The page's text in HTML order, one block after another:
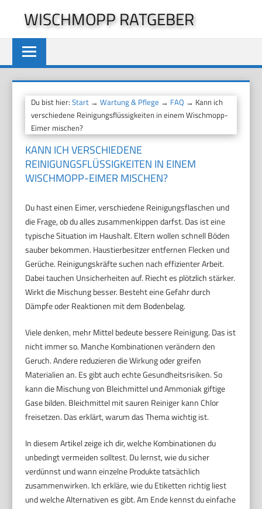
springen
WISCHMOPP RATGEBER
Du bist hier:Start →Wartung & Pflege → FAQ → Kann ich
verschiedene Reinigungsflüssigkeiten in einem Wischmopp-
Eimer mischen?
KANN ICH VERSCHIEDENE
REINIGUNGSFLÜSSIGKEITEN IN EINEM
WISCHMOPP-EIMER MISCHEN?
Du hast einen Eimer, verschiedene Reinigungsflaschen und
die Frage, ob du alles zusammenkippen darfst. Das ist eine
typische Situation im Haushalt. Eltern wollen schnell Böden
sauber bekommen. Haustierbesitzer entfernen Flecken und
Gerüche. Reinigungskräfte suchen nach effizienter Arbeit.
Dabei tauchen Unsicherheiten auf. Riecht es plötzlich stärker.
Wirkt die Mischung besser. Besteht eine Gefahr durch
Dämpfe oder Reaktionen mit dem Bodenbelag.
Viele denken, mehr Mittel bedeute bessere Reinigung. Das ist
nicht immer so. Manche Kombinationen verändern den
Geruch. Andere reduzieren die Wirkung oder greifen
Materialien an. Es gibt auch echte Gesundheitsrisiken. So
kann die Mischung von Bleichmittel und Ammoniak giftige
Gase bilden. Bleichmittel mit sauren Reiniger kann Chlor
freisetzen. Das erklärt, warum das Thema wichtig ist.
In diesem Artikel zeige ich dir, welche Kombinationen du
unbedingt vermeiden solltest. Du lernst, wie du sicher
verdünnst und wann einzelne Produkte tatsächlich
zusammenwirken. Ich erkläre, wie du Etiketten richtig liest
und welche Alternativen es gibt. Am Ende kennst du einfache